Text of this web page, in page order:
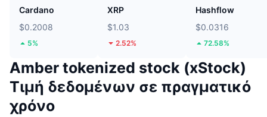
Cardano
$0.2008
5%
XRP
$1.03
2.52%
Hashflow
$0.0316
72.58%
Amber tokenized stock (xStock)
Τιμή δεδομένων σε πραγματικό
χρόνο